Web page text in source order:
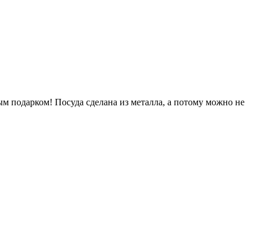
Посуда сделана из металла, а потому можно не